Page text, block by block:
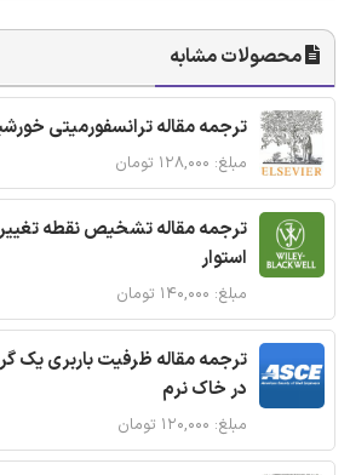
محصولات مشابه
ترجمه مقاله ترانسفورمیتی
مبلغ: ۱۲۸,۰۰۰ تومان
ترجمه مقاله تشخیص نقطه تغییر
استوار
مبلغ: ۱۴۰,۰۰۰ تومان
ترجمه مقاله ظرفیت باربری یک
در خاک نرم
مبلغ: ۱۲۰,۰۰۰ تومان